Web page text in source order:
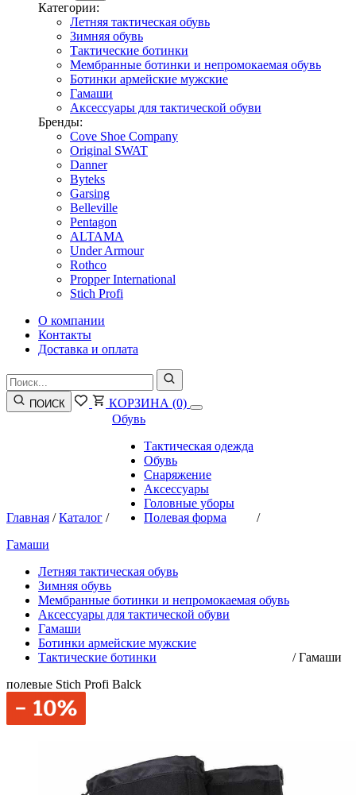
Категории:
Летняя тактическая обувь
Зимняя обувь
Тактические ботинки
Мембранные ботинки и непромокаемая обувь
Ботинки армейские мужские
Гамаши
Аксессуары для тактической обуви
Бренды:
Cove Shoe Company
Original SWAT
Danner
Byteks
Garsing
Belleville
Pentagon
ALTAMA
Under Armour
Rothco
Propper International
Stich Profi
О компании
Контакты
Доставка и оплата
ПОИСК КОРЗИНА (0)
Главная /Каталог /
Обувь
Тактическая одежда
Обувь
Снаряжение
Аксессуары
Головные уборы
Полевая форма
/
Гамаши
Летняя тактическая обувь
Зимняя обувь
Мембранные ботинки и непромокаемая обувь
Аксессуары для тактической обуви
Гамаши
Ботинки армейские мужские
Тактические ботинки
/Гамаши
полевые Stich Profi Balck